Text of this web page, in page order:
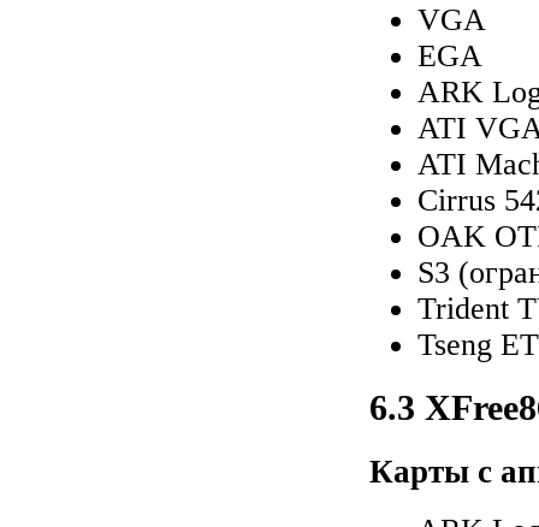
VGA
EGA
ARK
ATI
ATI
Cirrus
OAK
S3
Trident
Tseng
6.3
Карты с